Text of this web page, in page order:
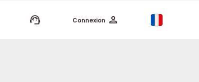
Connexion